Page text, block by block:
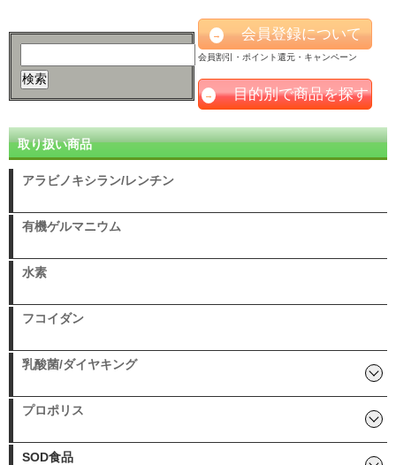
→ 会員登録について
会員割引・ポイント還元・キャンペーン
→ 目的別で商品を探す
取り扱い商品
アラビノキシラン/レンチン
有機ゲルマニウム
水素
フコイダン
乳酸菌/ダイヤキング
ダイヤキング（新型乳酸菌） ベストトリム(子供用 乳酸菌)
乳酸菌生産物質(ビオネ) ラブレジャスト(ラブレ菌)
ナノ型乳酸菌
プロバイオティクスK12
プロポリス
生プロポリス ユキはな
エスタプロント
SOD食品